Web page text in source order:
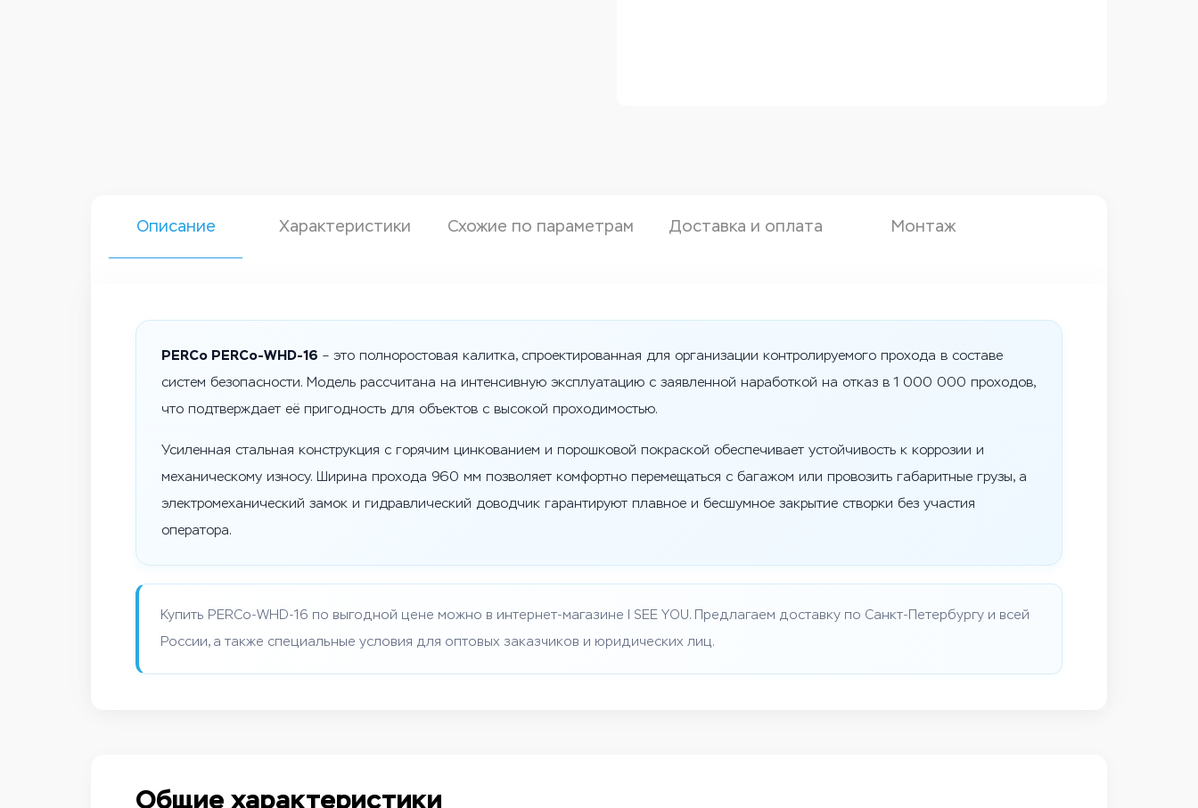
Описание Характеристики Схожие по параметрам Доставка и оплата Монтаж
PERCo PERCo-WHD-16 – это полноростовая калитка, спроектированная для организации контролируемого прохода в составе
систем безопасности. Модель рассчитана на интенсивную эксплуатацию с заявленной наработкой на отказ в 1 000 000 проходов,
что подтверждает её пригодность для объектов с высокой проходимостью.
Усиленная стальная конструкция с горячим цинкованием и порошковой покраской обеспечивает устойчивость к коррозии и
механическому износу. Ширина прохода 960 мм позволяет комфортно перемещаться с багажом или провозить габаритные грузы, а
электромеханический замок и гидравлический доводчик гарантируют плавное и бесшумное закрытие створки без участия
оператора.
Купить PERCo-WHD-16 по выгодной цене можно в интернет-магазине I SEE YOU. Предлагаем доставку по Санкт-Петербургу и всей
России, а также специальные условия для оптовых заказчиков и юридических лиц.
Общие характеристики